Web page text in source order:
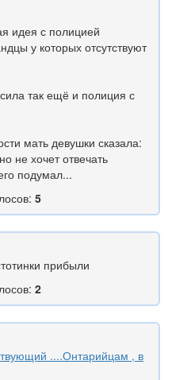
идея с полицией
у которых отсутствуют
так ещё и полиция с
мать девушки сказала:
не хочет отвечать
подумал...
5
прибыли
2
....Онтарийцам , в